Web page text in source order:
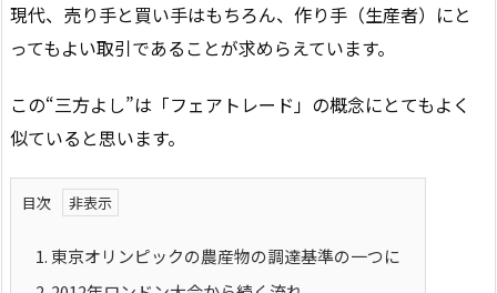
現代、売り手と買い手はもちろん、作り手（生産者）にと
ってもよい取引であることが求めらえています。
この“三方よし”は「フェアトレード」の概念にとてもよく
似ていると思います。
目次
1. 東京オリンピックの農産物の調達基準の一つに